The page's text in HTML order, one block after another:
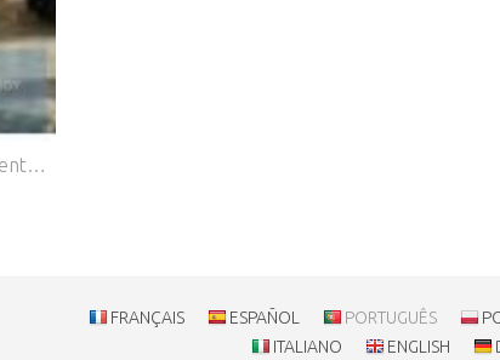
Imóvel da Banca, sem LU . Apresentamos esta excelente moradia T3 independente, inserida num terreno com 2.064 m2, localizada em Lordelo, Paredes. Com uma construção recente (2021) e áreas bastante generosas, este imóvel destaca-se pela sua versatilidade, ideal tanto para habitação própria como para investimento. Distribuída por cave, rés do chão e sótão, a moradia dispõe de entradas independentes para a cave e para a zona habitacional, permitindo diferentes utilizações. O rés do chão, destinado a habitação, conta com uma área de 210 m2 e oferece uma distribuição funcional composta por duas salas amplas, cozinha, três quartos e duas casas de banho. Dispõe ainda de uma área bruta dependente de 40 m2 e uma pequena loja, acrescentando valor e potencial ao imóvel. A cave, com 39 m2, apresenta características ideais para armazém ou atividade industrial, sendo composta por três espaços amplos, uma casa de banho e divisões adicionais de apoio. O sótão, destinado a arrumos, inclui cinco divisões e duas casas de banho, oferecendo espaço extra e múltiplas possibilidades de utilização. No exterior, a propriedade conta com terraço e logradouro, perfeitos para momentos de lazer em família, rodeados por um ambiente tranquilo e com áreas verdes. Inserida numa zona mista e em desenvolvimento, com moradias, pequenos edifícios, armazéns e espaços naturais, esta localização combina sossego com acessibilidade. Características principais: Terreno com 2.064 m2 Área bruta privativa de 602 m2 Moradia independente 3 quartos | 2 salas Cave com potencial industrial/comercial Sótão amplo com várias divisões Terraço e logradouro Construção de 2021 Excelente potencial de investimento Uma oportunidade única para quem procura espaço, tranquilidade e versatilidade. Marque já a sua visita! Categoria Energética: F #ref:MORNS005
FRANÇAIS ESPAÑOL PORTUGUÊS
ITALIANO
ENGLISH